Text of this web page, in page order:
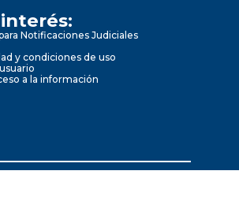
Notificaciones Judiciales
y condiciones de uso
a la información